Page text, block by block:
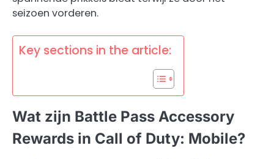
seizoen vorderen.
Key sections in the article:
Wat zijn Battle Pass Accessory
Rewards in Call of Duty: Mobile?